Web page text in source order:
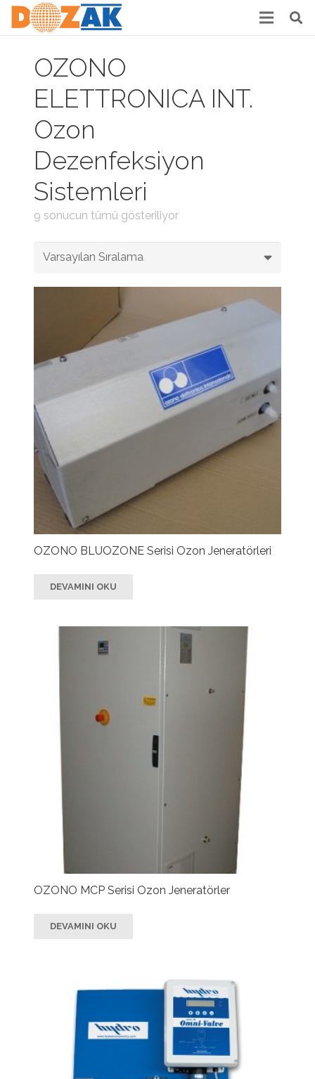
OZONO
ELETTRONICA INT.
Ozon
Dezenfeksiyon
Sistemleri
9 sonucun tümü gösteriliyor
OZONO BLUOZONE Serisi Ozon Jeneratörleri
DEVAMINI OKU
OZONO MCP Serisi Ozon Jeneratörler
DEVAMINI OKU